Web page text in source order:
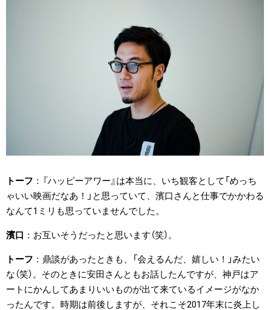
トーフ
『ハッピーアワー』は本当に、いち観客として「めっち
ゃいい映画だなあ！」と思っていて、濱口さんと仕事でかかわる
なんて1ミリも思っていませんでした。
濱口 お互いそうだったと思います（笑）。
トーフ
鼎談があったときも、「会えるんだ、嬉しい！」みたい
な（笑）。そのときに安田さんともお話したんですが、神戸はア
ートにかんしてあまりいいものが出て来ているイメージがなか
ったんです。時期は前後しますが、それこそ2017年末に炎上し